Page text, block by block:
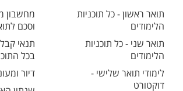
תואר ראשון - כל תוכניות
הלימודים
תואר שני - כל תוכניות
הלימודים
לימודי תואר שלישי -
דוקטורט
מחשבון
וסכם
תנאי
בכל
דיור